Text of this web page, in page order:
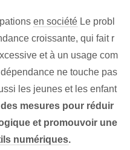
en société Le probl
croissante, qui fait r
et à un usage com
ne touche pas
les jeunes et les enfant
des mesures pour réduir
et promouvoir une
numériques.